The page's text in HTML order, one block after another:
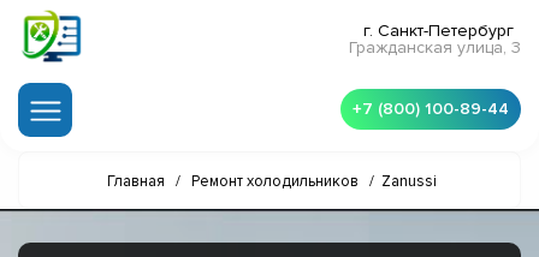
г. Санкт-Петербург
Гражданская улица, 3
+7 (800) 100-89-44
Главная / Ремонт холодильников / Zanussi